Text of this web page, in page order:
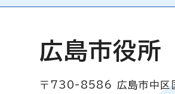
広島市役所
〒730-8586 広島市中